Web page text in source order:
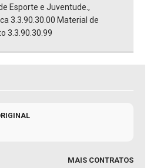
Esporte e Juventude.,
3.3.90.30.00 Material de
3.3.90.30.99
MAIS CONTRATOS